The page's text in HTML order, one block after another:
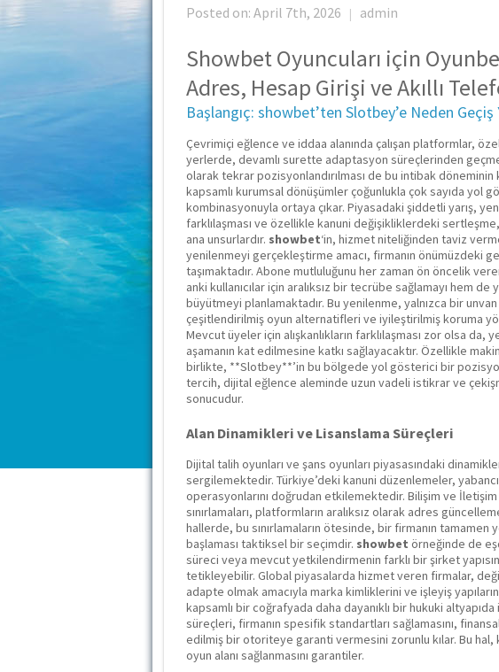
Posted on: April 7th, 2026 | admin
Showbet Oyuncuları için
Adres, Hesap Girişi ve Akıllı
Başlangıç: showbet’ten Slotbey’e Neden Geçiş
Çevrimiçi eğlence ve iddaa alanında çalışan platformlar,
yerlerde, devamlı surette adaptasyon süreçlerinden
olarak tekrar pozisyonlandırılması de bu intibak
kapsamlı kurumsal dönüşümler çoğunlukla çok sayıda yol
kombinasyonuyla ortaya çıkar. Piyasadaki şiddetli yarış,
farklılaşması ve özellikle kanuni değişikliklerdeki
ana unsurlardır. showbet‘in, hizmet niteliğinden taviz
yenilenmeyi gerçekleştirme amacı, firmanın önümüzdeki
taşımaktadır. Abone mutluluğunu her zaman ön öncelik
anki kullanıcılar için aralıksız bir tecrübe sağlamayı hem
büyütmeyi planlamaktadır. Bu yenilenme, yalnızca bir
çeşitlendirilmiş oyun alternatifleri ve iyileştirilmiş koruma
Mevcut üyeler için alışkanlıkların farklılaşması zor olsa
aşamanın kat edilmesine katkı sağlayacaktır. Özellikle
birlikte, **Slotbey**’in bu bölgede yol gösterici bir
tercih, dijital eğlence aleminde uzun vadeli istikrar ve
sonucudur.
Alan Dinamikleri ve Lisanslama Süreçleri
Dijital talih oyunları ve şans oyunları piyasasındaki
sergilemektedir. Türkiye’deki kanuni düzenlemeler,
operasyonlarını doğrudan etkilemektedir. Bilişim ve
sınırlamaları, platformların aralıksız olarak adres
hallerde, bu sınırlamaların ötesinde, bir firmanın
başlaması taktiksel bir seçimdir. showbet örneğinde de
süreci veya mevcut yetkilendirmenin farklı bir şirket
tetikleyebilir. Global piyasalarda hizmet veren firmalar,
adapte olmak amacıyla marka kimliklerini ve işleyiş
kapsamlı bir coğrafyada daha dayanıklı bir hukuki
süreçleri, firmanın spesifik standartları sağlamasını,
edilmiş bir otoriteye garanti vermesini zorunlu kılar. Bu
oyun alanı sağlanmasını garantiler.